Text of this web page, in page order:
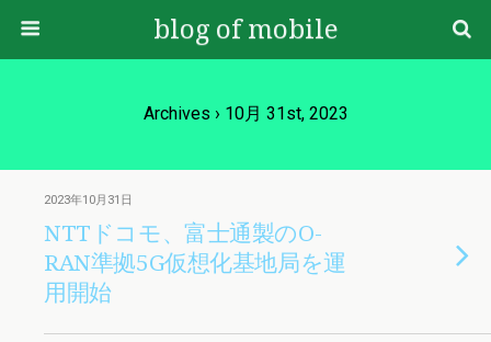
blog of mobile
Archives › 10月 31st, 2023
2023年10月31日
NTTドコモ、富士通製のO-
RAN準拠5G仮想化基地局を運
用開始